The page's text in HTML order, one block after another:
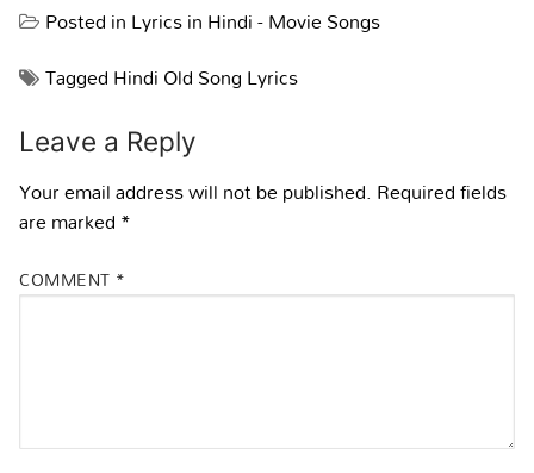
Posted inLyrics in Hindi - Movie Songs
TaggedHindi Old Song Lyrics
Leave a Reply
Your email address will not be published. Required fields
are marked*
COMMENT *